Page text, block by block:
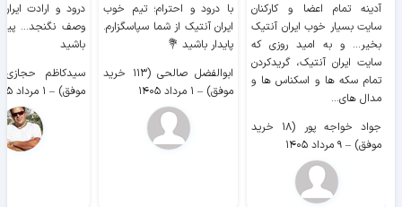
آدینه تمام اعضا و کارکنان
سایت بسیار خوب ايران آنتیک
بخیر... و به امید روزی که
سایت ايران آنتیک، گریدکردن
تمام سکه ها و اسکناس ها و
مدال های...
جواد خواجه پور (۱۸ خرید
موفق) – ۹ مرداد ۱۴۰۵
با درود و احترام؛ تیم خوب
ایران آنتیک از شما سپاسگزارم.
پایدار باشید 💐
ابوالفضل صالحی (۱۱۳ خرید
موفق) – ۱ مرداد ۱۴۰۵
درود و ارادت
وصف نگنجد...
باشید
موفق) – ۱ مرداد ۱۴۰۵